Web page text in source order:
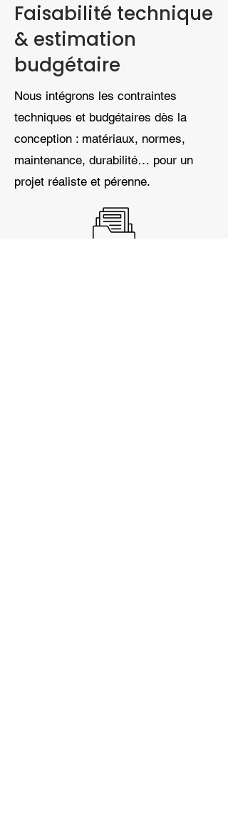
Faisabilité technique
& estimation
budgétaire
Nous intégrons les contraintes
techniques et budgétaires dès la
conception : matériaux, normes,
maintenance, durabilité… pour un
projet réaliste et pérenne.